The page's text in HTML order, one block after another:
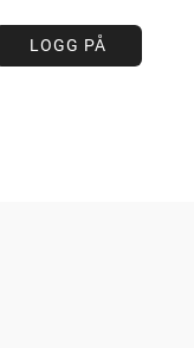
LOGG PÅ